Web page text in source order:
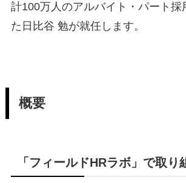
計100万人のアルバイト・パート採
た日比谷 勉が就任します。
概要
「フィールドHRラボ」で取り